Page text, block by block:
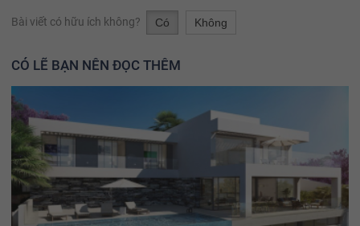
Bài viết có hữu ích không? Có Không
CÓ LẼ BẠN NÊN ĐỌC THÊM